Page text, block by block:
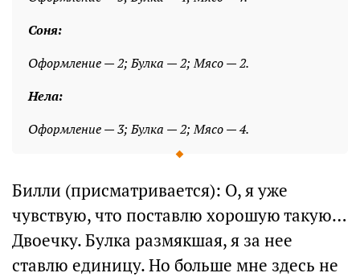
Соня:
Оформление — 2; Булка — 2; Мясо — 2.
Нела:
Оформление — 3; Булка — 2; Мясо — 4.
Билли (присматривается): О, я уже
чувствую, что поставлю хорошую такую…
Двоечку. Булка размякшая, я за нее
ставлю единицу. Но больше мне здесь не